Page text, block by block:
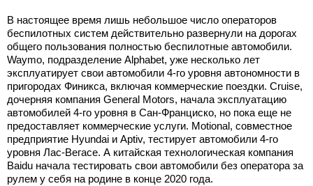
В настоящее время лишь небольшое число операторов
беспилотных систем действительно развернули на дорогах
общего пользования полностью беспилотные автомобили.
Waymo, подразделение Alphabet, уже несколько лет
эксплуатирует свои автомобили 4-го уровня автономности в
пригородах Финикса, включая коммерческие поездки. Cruise,
дочерняя компания General Motors, начала эксплуатацию
автомобилей 4-го уровня в Сан-Франциско, но пока еще не
предоставляет коммерческие услуги. Motional, совместное
предприятие Hyundai и Aptiv, тестирует автомобили 4-го
уровня Лас-Вегасе. А китайская технологическая компания
Baidu начала тестировать свои автомобили без оператора за
рулем у себя на родине в конце 2020 года.